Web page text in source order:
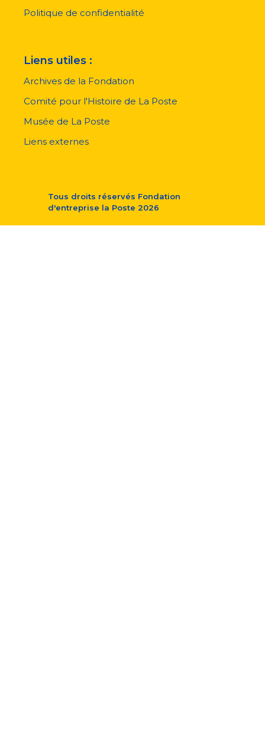
Politique de confidentialité
Liens utiles :
Archives de la Fondation
Comité pour l'Histoire de La Poste
Musée de La Poste
Liens externes
Tous droits réservés Fondation
d'entreprise la Poste 2026